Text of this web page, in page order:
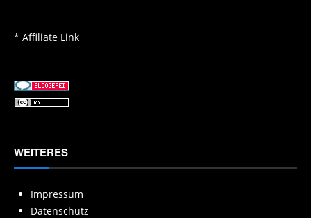
* Affiliate Link
WEITERES
Impressum
Datenschutz